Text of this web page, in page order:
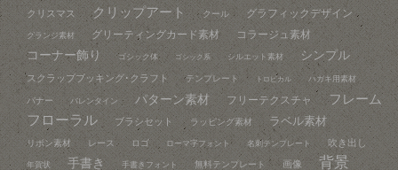
クリスマス クリップアート クール グラフィックデザイン
グランジ素材 グリーティングカード素材 コラージュ素材
コーナー飾り ゴシック体 ゴシック系 シルエット素材 シンプル
スクラップブッキング･クラフト テンプレート トロピカル ハガキ用素材
バナー バレンタイン パターン素材 フリーテクスチャ
フレーム
フローラル
ブラシセット ラッピング素材 ラベル素材
リボン素材 レース ロゴ ローマ字フォント 名刺テンプレート 吹き出し
年賀状 手書き 手書きフォント 無料テンプレート 画像 背景